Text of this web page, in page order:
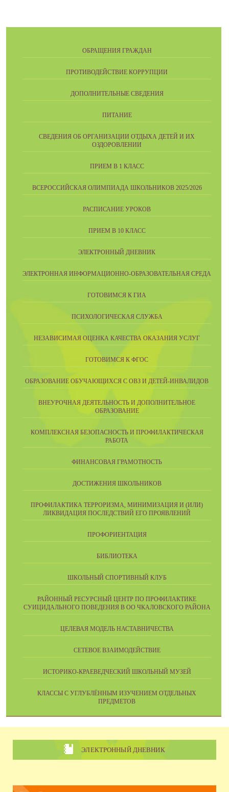
ОБРАЩЕНИЯ ГРАЖДАН
ПРОТИВОДЕЙСТВИЕ КОРРУПЦИИ
ДОПОЛНИТЕЛЬНЫЕ СВЕДЕНИЯ
ПИТАНИЕ
СВЕДЕНИЯ ОБ ОРГАНИЗАЦИИ ОТДЫХА ДЕТЕЙ И ИХ
ОЗДОРОВЛЕНИИ
ПРИЕМ В 1 КЛАСС
ВСЕРОССИЙСКАЯ ОЛИМПИАДА ШКОЛЬНИКОВ 2025/2026
РАСПИСАНИЕ УРОКОВ
ПРИЕМ В 10 КЛАСС
ЭЛЕКТРОННЫЙ ДНЕВНИК
ЭЛЕКТРОННАЯ ИНФОРМАЦИОННО-ОБРАЗОВАТЕЛЬНАЯ СРЕДА
ГОТОВИМСЯ К ГИА
ПСИХОЛОГИЧЕСКАЯ СЛУЖБА
НЕЗАВИСИМАЯ ОЦЕНКА КАЧЕСТВА ОКАЗАНИЯ УСЛУГ
ГОТОВИМСЯ К ФГОС
ОБРАЗОВАНИЕ ОБУЧАЮЩИХСЯ С ОВЗ И ДЕТЕЙ-ИНВАЛИДОВ
ВНЕУРОЧНАЯ ДЕЯТЕЛЬНОСТЬ И ДОПОЛНИТЕЛЬНОЕ
ОБРАЗОВАНИЕ
КОМПЛЕКСНАЯ БЕЗОПАСНОСТЬ И ПРОФИЛАКТИЧЕСКАЯ
РАБОТА
ФИНАНСОВАЯ ГРАМОТНОСТЬ
ДОСТИЖЕНИЯ ШКОЛЬНИКОВ
ПРОФИЛАКТИКА ТЕРРОРИЗМА, МИНИМИЗАЦИЯ И (ИЛИ)
ЛИКВИДАЦИЯ ПОСЛЕДСТВИЙ ЕГО ПРОЯВЛЕНИЙ
ПРОФОРИЕНТАЦИЯ
БИБЛИОТЕКА
ШКОЛЬНЫЙ СПОРТИВНЫЙ КЛУБ
РАЙОННЫЙ РЕСУРСНЫЙ ЦЕНТР ПО ПРОФИЛАКТИКЕ
СУИЦИДАЛЬНОГО ПОВЕДЕНИЯ В ОО ЧКАЛОВСКОГО РАЙОНА
ЦЕЛЕВАЯ МОДЕЛЬ НАСТАВНИЧЕСТВА
СЕТЕВОЕ ВЗАИМОДЕЙСТВИЕ
ИСТОРИКО-КРАЕВЕДЧЕСКИЙ ШКОЛЬНЫЙ МУЗЕЙ
КЛАССЫ С УГЛУБЛЁННЫМ ИЗУЧЕНИЕМ ОТДЕЛЬНЫХ
ПРЕДМЕТОВ
ЭЛЕКТРОННЫЙ ДНЕВНИК